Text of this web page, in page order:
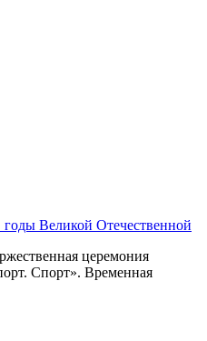
годы Великой Отечественной
церемония
Спорт». Временная